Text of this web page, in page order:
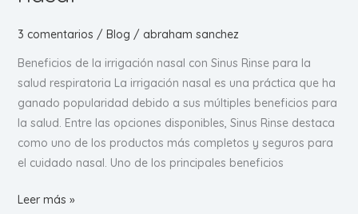
3 comentarios / Blog / abraham sanchez
Beneficios de la irrigación nasal con Sinus Rinse para la
salud respiratoria La irrigación nasal es una práctica que ha
ganado popularidad debido a sus múltiples beneficios para
la salud. Entre las opciones disponibles, Sinus Rinse destaca
como uno de los productos más completos y seguros para
el cuidado nasal. Uno de los principales beneficios
Beneficios
Leer más »